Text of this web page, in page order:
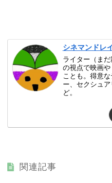
シネマンドレ
ライター（ま
の視点で映画や
ことも。得意
ー、セクシュ
ど。
関連記事